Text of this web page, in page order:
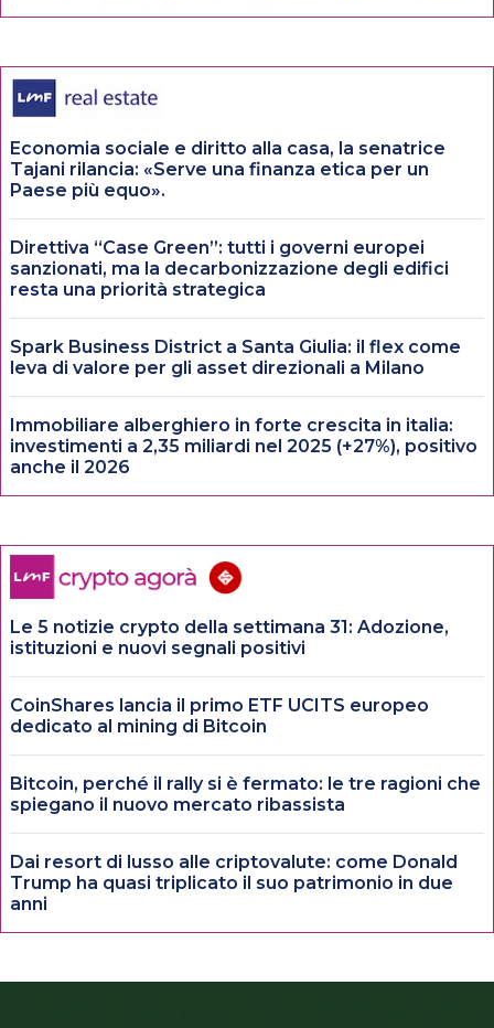
Economia sociale e diritto alla casa, la senatrice
Tajani rilancia: «Serve una finanza etica per un
Paese più equo».
Direttiva “Case Green”: tutti i governi europei
sanzionati, ma la decarbonizzazione degli edifici
resta una priorità strategica
Spark Business District a Santa Giulia: il flex come
leva di valore per gli asset direzionali a Milano
Immobiliare alberghiero in forte crescita in italia:
investimenti a 2,35 miliardi nel 2025 (+27%), positivo
anche il 2026
Le 5 notizie crypto della settimana 31: Adozione,
istituzioni e nuovi segnali positivi
CoinShares lancia il primo ETF UCITS europeo
dedicato al mining di Bitcoin
Bitcoin, perché il rally si è fermato: le tre ragioni che
spiegano il nuovo mercato ribassista
Dai resort di lusso alle criptovalute: come Donald
Trump ha quasi triplicato il suo patrimonio in due
anni